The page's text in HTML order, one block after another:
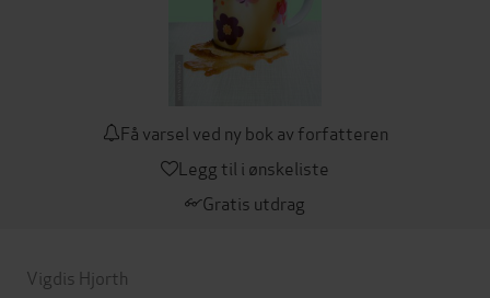
Få varsel ved ny bok av forfatteren
Legg til i ønskeliste
Gratis utdrag
Vigdis Hjorth